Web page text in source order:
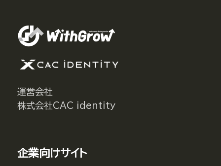
運営会社
株式会社CAC identity
企業向けサイト